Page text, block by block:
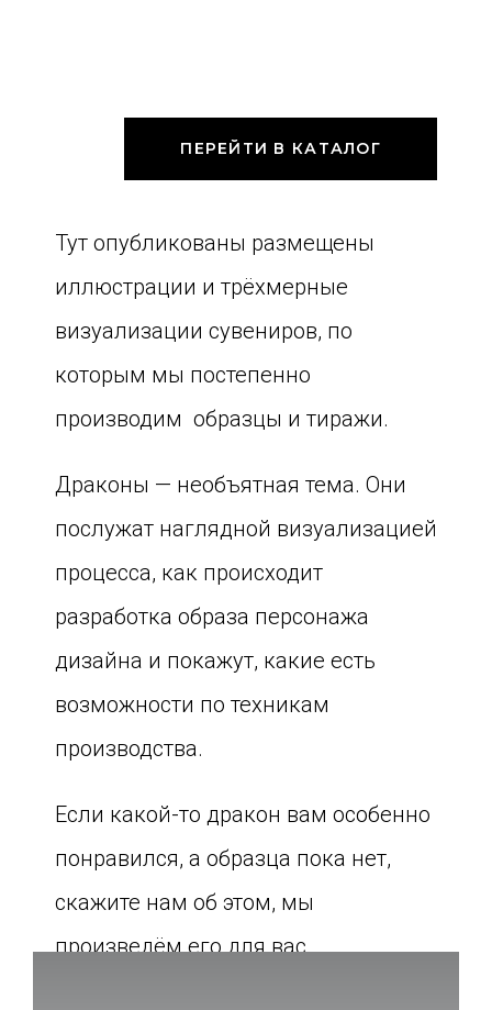
ПЕРЕЙТИ В КАТАЛОГ
Тут опубликованы размещены
иллюстрации и трёхмерные
визуализации сувениров, по
которым мы постепенно
производим образцы и тиражи.
Драконы — необъятная тема. Они
послужат наглядной визуализацией
процесса, как происходит
разработка образа персонажа
дизайна и покажут, какие есть
возможности по техникам
производства.
Если какой-то дракон вам особенно
понравился, а образца пока нет,
скажите нам об этом, мы
произведём его для вас